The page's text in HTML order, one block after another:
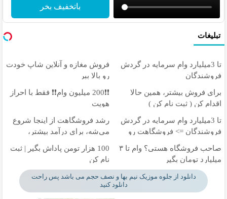
باتخفیف بخر
تبلیغات
تا 3میلیارد وام سرمایه در گردش
فروشندگان
فروش مغازه و آنلاین شاپ خودت
رو بالا ببر
برای فروش بیشتر، همین حالا
اقدام کن ( ثبت نام کن )
❗❗200 میلیون وام❗❗ فقط با احراز
هویت
تا 3میلیارد وام سرمایه در گردش
فروشندگان => فروشگاهت رو
رشد فروشگاهت از اینجا شروع
می‌شه، برای درآمد بیشتر،
صاحب فروشگاه هستی؟ وام تا ۳
میلیارد تومان بگیر
100 هزار تومن پاداش بگیر | ثبت
نام کن
دانلود از جلوه موزیک نیم بها و نصف حجم می باشد پس راحت
دانلود کنید